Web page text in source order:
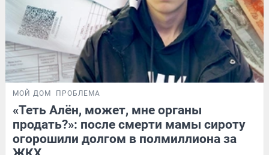
МОЙ ДОМ ПРОБЛЕМА
«Теть Алён, может, мне органы
продать?»: после смерти мамы сироту
огорошили долгом в полмиллиона за